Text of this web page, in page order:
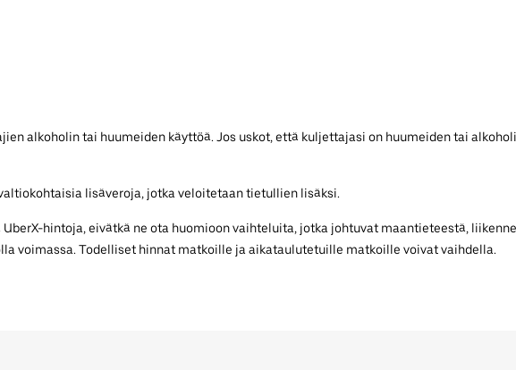
alkoholin tai huumeiden käyttöä. Jos uskot, että kuljettajasi on huumeiden tai
lisäveroja, jotka veloitetaan tietullien lisäksi.
hintoja, eivätkä ne ota huomioon vaihteluita, jotka johtuvat maantieteestä,
voimassa. Todelliset hinnat matkoille ja aikataulutetuille matkoille voivat vaihdella.